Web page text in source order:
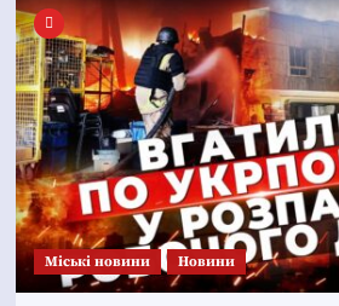
Mіські новини Новини